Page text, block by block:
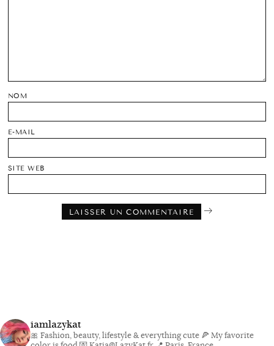
NOM
E-MAIL
SITE WEB
iamlazykat
🎀 Fashion, beauty, lifestyle & everything cute 🍕 My favorite